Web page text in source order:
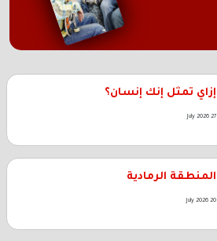
إزاي تمثل إنك إنسان؟
27 July 2026
المنطقة الرمادية
20 July 2026